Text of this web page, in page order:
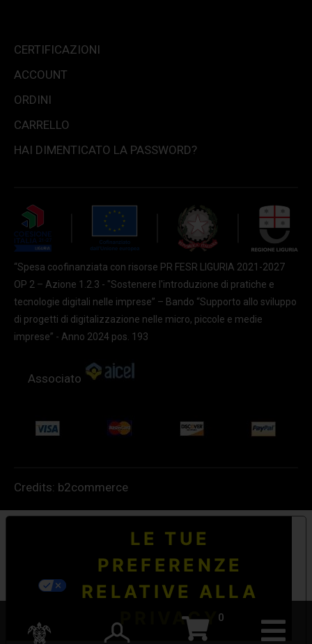
0
CERTIFICAZIONI
ACCOUNT
ORDINI
CARRELLO
HAI DIMENTICATO LA PASSWORD?
“Spesa coofinanziata con risorse PR FESR LIGURIA 2021-2027
OP 2 – Azione 1.2.3 - "Sostenere l'introduzione di pratiche e
tecnologie digitali nelle imprese” – Bando “Supporto allo sviluppo
di progetti di digitalizzazione nelle micro, piccole e medie
imprese” - Anno 2024 pos. 193
Associato
Credits: b2commerce
LE TUE
PREFERENZE
RELATIVE ALLA
PRIVACY